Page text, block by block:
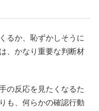
るか、恥ずかしそうに
、かなり重要な判断材
の反応を見たくなるた
も、何らかの確認行動